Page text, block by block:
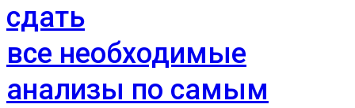
сдать
все необходимые
анализы по самым